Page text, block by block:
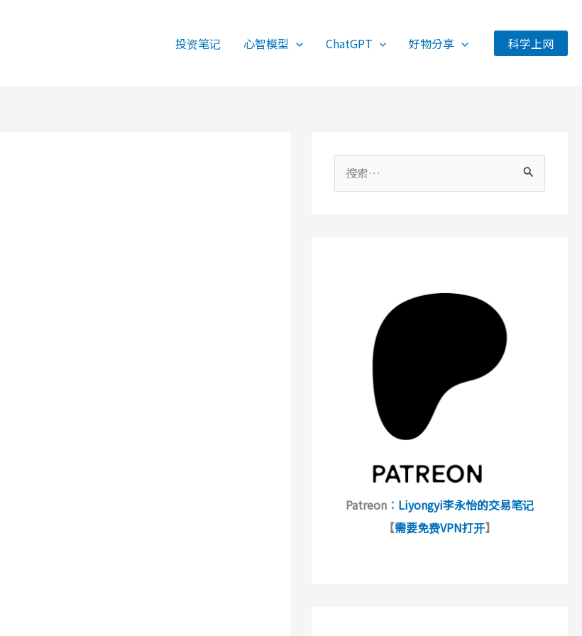
投资笔记 心智模型 ChatGPT 好物分享 科学上网
索
Patreon： Liyongyi李永怡的交易笔记
【需要免费VPN打开】